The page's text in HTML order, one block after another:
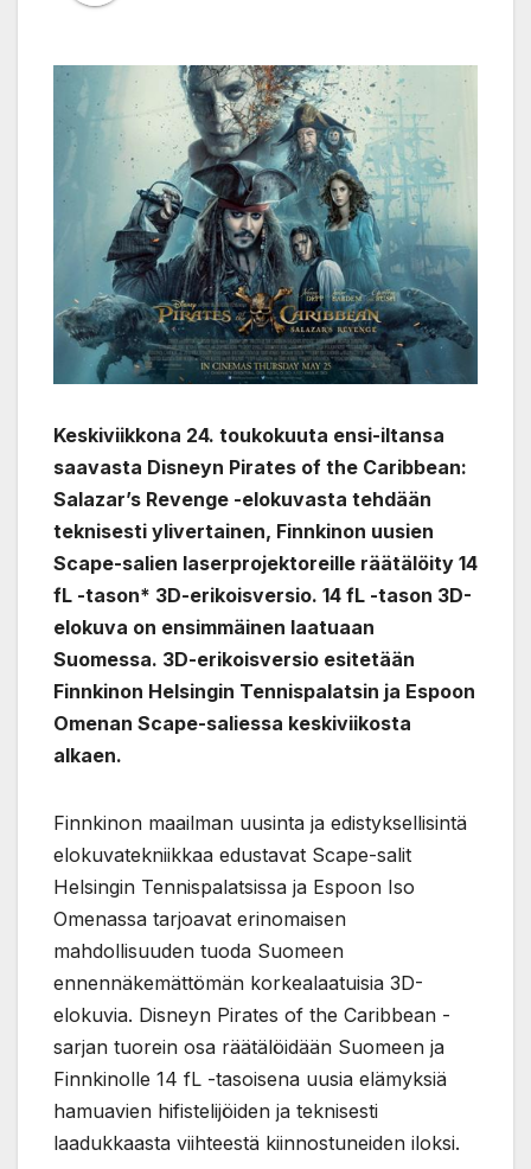
Keskiviikkona 24. toukokuuta ensi-iltansa
saavasta Disneyn Pirates of the Caribbean:
Salazar’s Revenge -elokuvasta tehdään
teknisesti ylivertainen, Finnkinon uusien
Scape-salien laserprojektoreille räätälöity 14
fL -tason* 3D-erikoisversio. 14 fL -tason 3D-
elokuva on ensimmäinen laatuaan
Suomessa. 3D-erikoisversio esitetään
Finnkinon Helsingin Tennispalatsin ja Espoon
Omenan Scape-saliessa keskiviikosta
alkaen.
Finnkinon maailman uusinta ja edistyksellisintä
elokuvatekniikkaa edustavat Scape-salit
Helsingin Tennispalatsissa ja Espoon Iso
Omenassa tarjoavat erinomaisen
mahdollisuuden tuoda Suomeen
ennennäkemättömän korkealaatuisia 3D-
elokuvia. Disneyn Pirates of the Caribbean -
sarjan tuorein osa räätälöidään Suomeen ja
Finnkinolle 14 fL -tasoisena uusia elämyksiä
hamuavien hifistelijöiden ja teknisesti
laadukkaasta viihteestä kiinnostuneiden iloksi.